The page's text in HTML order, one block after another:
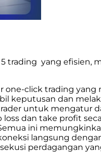
trading yang efisien,
one-click trading
keputusan dan
untuk mengatur
dan take profit
ini
langsung
perdagangan